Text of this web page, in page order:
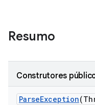
Resumo
Construtores
ParseException